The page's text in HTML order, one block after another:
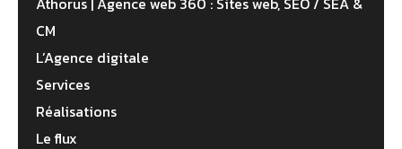
CM
L’Agence digitale
Services
Réalisations
Le flux